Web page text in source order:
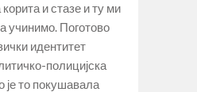
и стазе и ту ми
учинимо. Поготово
идентитет
полицијска
то покушавала